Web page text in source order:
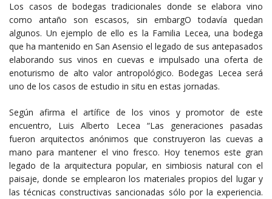
Los casos de bodegas tradicionales donde se elabora vino
como antaño son escasos, sin embargO todavía quedan
algunos. Un ejemplo de ello es la Familia Lecea, una bodega
que ha mantenido en San Asensio el legado de sus antepasados
elaborando sus vinos en cuevas e impulsado una oferta de
enoturismo de alto valor antropológico. Bodegas Lecea será
uno de los casos de estudio in situ en estas jornadas.
Según afirma el artífice de los vinos y promotor de este
encuentro, Luis Alberto Lecea “Las generaciones pasadas
fueron arquitectos anónimos que construyeron las cuevas a
mano para mantener el vino fresco. Hoy tenemos este gran
legado de la arquitectura popular, en simbiosis natural con el
paisaje, donde se emplearon los materiales propios del lugar y
las técnicas constructivas sancionadas sólo por la experiencia.